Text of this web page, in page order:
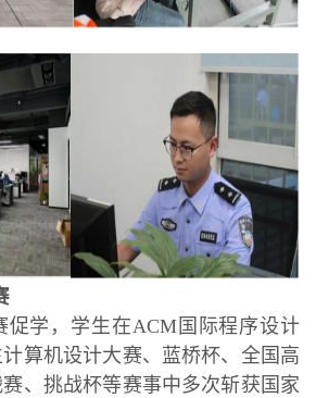
促学，学生在ACM国际程序设计
算机设计大赛、蓝桥杯、全国高
、挑战杯等赛事中多次斩获国家